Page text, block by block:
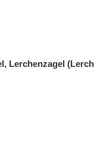
Lerchenzagel